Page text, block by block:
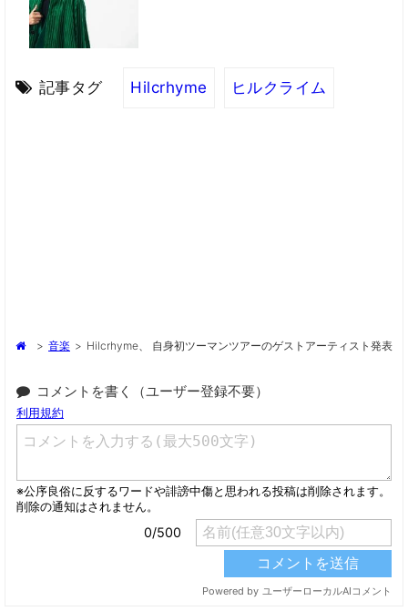
記事タグ Hilcrhyme ヒルクライム
> 音楽 > Hilcrhyme、 自身初ツーマンツアーのゲストアーティスト発表
コメントを書く（ユーザー登録不要）